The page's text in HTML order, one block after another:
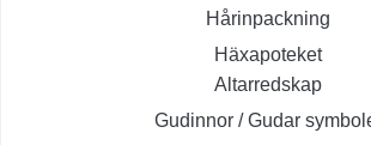
Hårinpackning
Häxapoteket
Altarredskap
Gudinnor / Gudar